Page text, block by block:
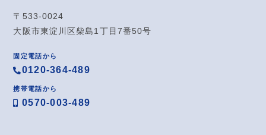
〒533-0024
大阪市東淀川区柴島1丁目7番50号
固定電話から
0120-364-489
携帯電話から
0570-003-489